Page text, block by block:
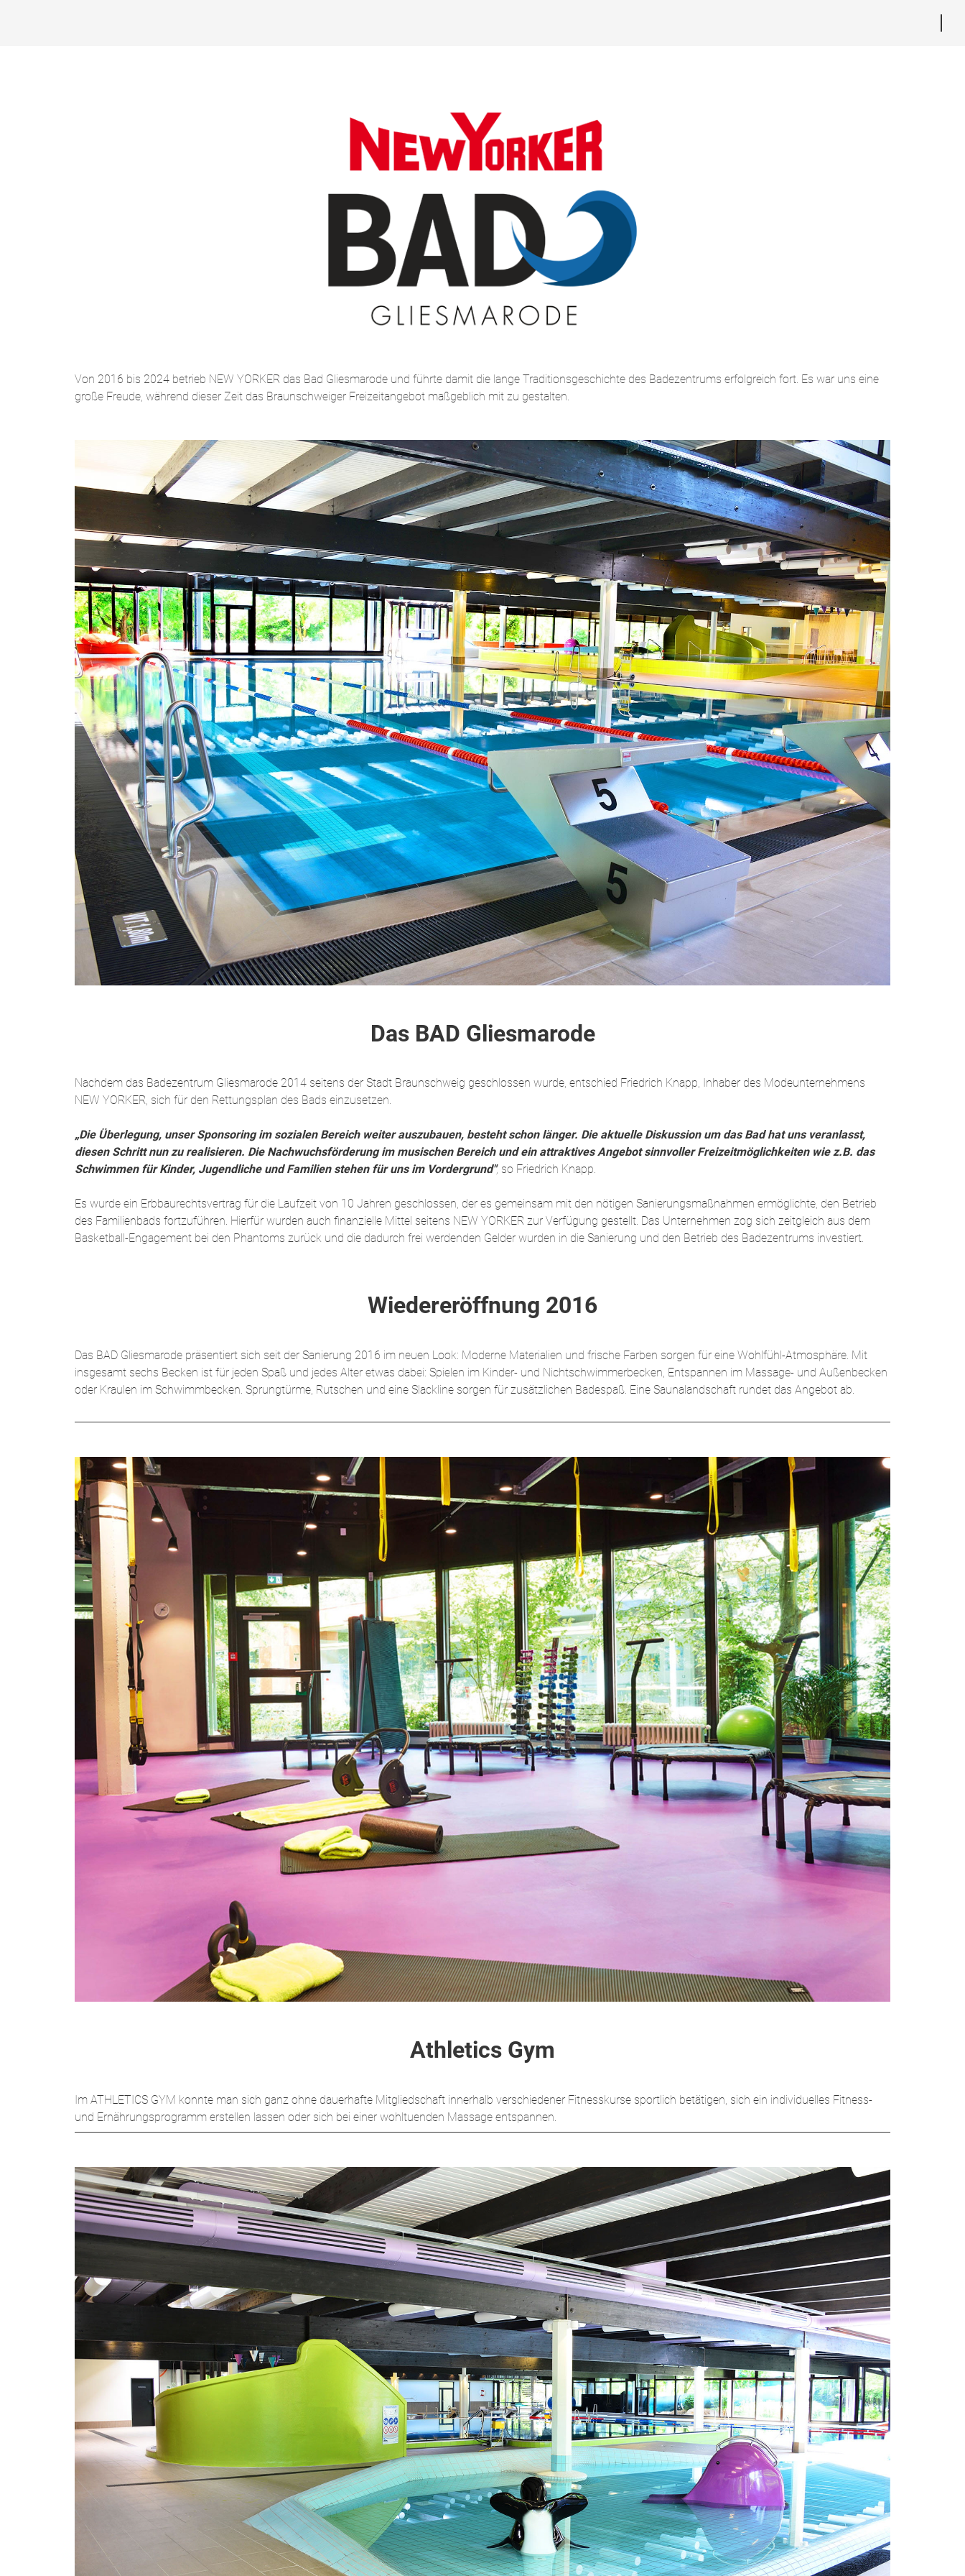
Von 2016 bis 2024 betrieb NEW YORKER das Bad Gliesmarode und führte damit die lange Traditionsgeschichte des Badezentrums erfolgreich fort. Es war uns eine
große Freude, während dieser Zeit das Braunschweiger Freizeitangebot maßgeblich mit zu gestalten.
Das BAD Gliesmarode
Nachdem das Badezentrum Gliesmarode 2014 seitens der Stadt Braunschweig geschlossen wurde, entschied Friedrich Knapp, Inhaber des Modeunternehmens
NEW YORKER, sich für den Rettungsplan des Bads einzusetzen.
„Die Überlegung, unser Sponsoring im sozialen Bereich weiter auszubauen, besteht schon länger. Die aktuelle Diskussion um das Bad hat uns veranlasst,
diesen Schritt nun zu realisieren. Die Nachwuchsförderung im musischen Bereich und ein attraktives Angebot sinnvoller Freizeitmöglichkeiten wie z.B. das
Schwimmen für Kinder, Jugendliche und Familien stehen für uns im Vordergrund", so Friedrich Knapp.
Es wurde ein Erbbaurechtsvertrag für die Laufzeit von 10 Jahren geschlossen, der es gemeinsam mit den nötigen Sanierungsmaßnahmen ermöglichte, den Betrieb
des Familienbads fortzuführen. Hierfür wurden auch finanzielle Mittel seitens NEW YORKER zur Verfügung gestellt. Das Unternehmen zog sich zeitgleich aus dem
Basketball-Engagement bei den Phantoms zurück und die dadurch frei werdenden Gelder wurden in die Sanierung und den Betrieb des Badezentrums investiert.
Wiedereröffnung 2016
Das BAD Gliesmarode präsentiert sich seit der Sanierung 2016 im neuen Look: Moderne Materialien und frische Farben sorgen für eine Wohlfühl-Atmosphäre. Mit
insgesamt sechs Becken ist für jeden Spaß und jedes Alter etwas dabei: Spielen im Kinder- und Nichtschwimmerbecken, Entspannen im Massage- und Außenbecken
oder Kraulen im Schwimmbecken. Sprungtürme, Rutschen und eine Slackline sorgen für zusätzlichen Badespaß. Eine Saunalandschaft rundet das Angebot ab.
Athletics Gym
Im ATHLETICS GYM konnte man sich ganz ohne dauerhafte Mitgliedschaft innerhalb verschiedener Fitnesskurse sportlich betätigen, sich ein individuelles Fitness-
und Ernährungsprogramm erstellen lassen oder sich bei einer wohltuenden Massage entspannen.